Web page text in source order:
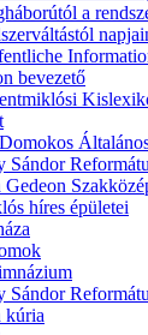
a
bevezető
Sándor
híres épületei
Sándor
kúria